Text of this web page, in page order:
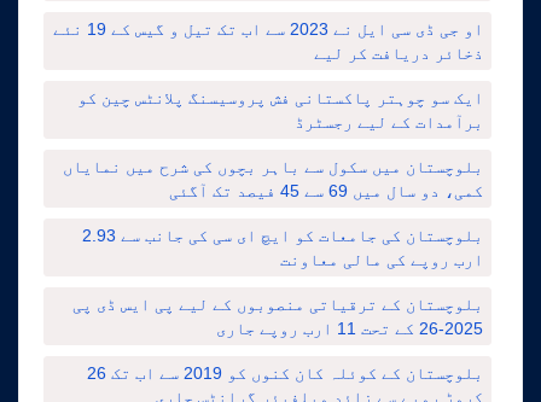
او جی ڈی سی ایل نے 2023 سے اب تک تیل و گیس کے 19 نئے
ذخائر دریافت کر لیے
ایک سو چوہتر پاکستانی فش پروسیسنگ پلانٹس چین کو
برآمدات کے لیے رجسٹرڈ
بلوچستان میں سکول سے باہر بچوں کی شرح میں نمایاں
کمی، دو سال میں 69 سے 45 فیصد تک آگئی
بلوچستان کی جامعات کو ایچ ای سی کی جانب سے 2.93
ارب روپے کی مالی معاونت
بلوچستان کے ترقیاتی منصوبوں کے لیے پی ایس ڈی پی
2025-26 کے تحت 11 ارب روپے جاری
بلوچستان کے کوئلہ کان کنوں کو 2019 سے اب تک 26
کروڑ روپے سے زائد ویلفیئر گرانٹس جاری